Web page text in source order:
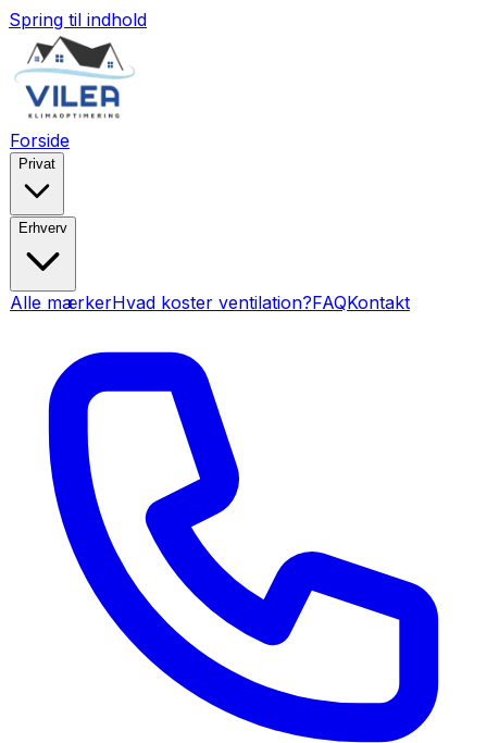
Spring til indhold
Forside
Privat
Erhverv
Alle mærkerHvad koster ventilation?FAQKontakt